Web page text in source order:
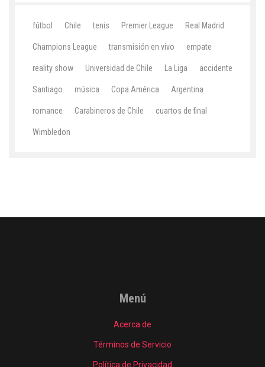
fútbol Chile tenis Premier League Real Madrid
Champions League transmisión en vivo empate
reality show Universidad de Chile La Liga accidente
Santiago música Copa América Argentina
romance Carabineros de Chile cuartos de final
Wimbledon
Menú
Acerca de
Términos de Servicio
Política de Privacidad